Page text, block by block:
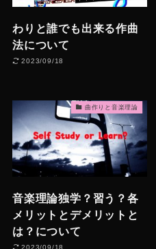
わりと誰でも出来る作曲
法について
2023/09/18
曲作りと音楽理論
音楽理論独学？習う？各
メリットとデメリットと
は？について
2023/09/18